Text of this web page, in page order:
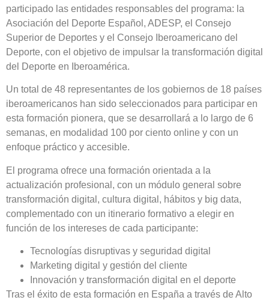
participado las entidades responsables del programa: la
Asociación del Deporte Español, ADESP, el Consejo
Superior de Deportes y el Consejo Iberoamericano del
Deporte, con el objetivo de impulsar la transformación digital
del Deporte en Iberoamérica.
Un total de 48 representantes de los gobiernos de 18 países
iberoamericanos han sido seleccionados para participar en
esta formación pionera, que se desarrollará a lo largo de 6
semanas, en modalidad 100 por ciento online y con un
enfoque práctico y accesible.
El programa ofrece una formación orientada a la
actualización profesional, con un módulo general sobre
transformación digital, cultura digital, hábitos y big data,
complementado con un itinerario formativo a elegir en
función de los intereses de cada participante:
Tecnologías disruptivas y seguridad digital
Marketing digital y gestión del cliente
Innovación y transformación digital en el deporte
Tras el éxito de esta formación en España a través de Alto